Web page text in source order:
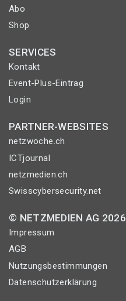
Abo
Shop
SERVICES
Kontakt
Event-Plus-Eintrag
Login
PARTNER-WEBSITES
netzwoche.ch
ICTjournal
netzmedien.ch
Swisscybersecurity.net
© NETZMEDIEN AG 2026
Impressum
AGB
Nutzungsbestimmungen
Datenschutzerklärung